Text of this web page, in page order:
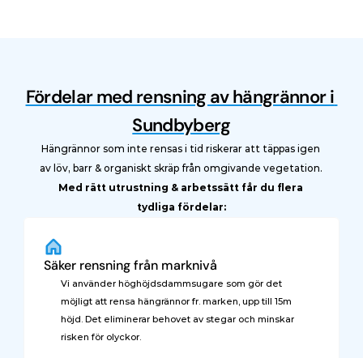
Fördelar med rensning av hängrännor i
Sundbyberg
Hängrännor som inte rensas i tid riskerar att täppas igen
Med rätt utrustning & arbetssätt får du flera
tydliga fördelar:
Säker rensning från marknivå
Vi använder höghöjdsdammsugare som gör det
möjligt att rensa hängrännor fr. marken, upp till 15m
höjd. Det eliminerar behovet av stegar och minskar
risken för olyckor.